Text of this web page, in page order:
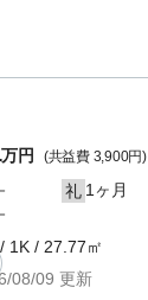
万円 (共益費 3,900円)
礼 1ヶ月
1K / 27.77㎡
08/09 更新